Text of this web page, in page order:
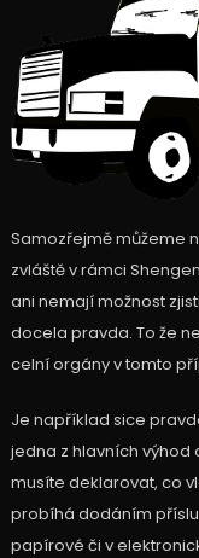
Samozřejmě můžeme
zvláště v rámci
ani nemají možnost
docela pravda. To že
celní orgány v tomto
Je například sice
jedna z hlavních výhod
musíte deklarovat, co
probíhá dodáním
papírové či v